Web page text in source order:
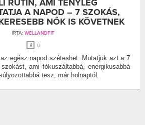
RUTIN, AMI TÉNYLEG
A NAPOD – 7 SZOKÁS,
NŐK IS KÖVETNEK
ÍRTA: WELLANDFIT
0
egész napod széteshet. Mutatjuk azt a 7
ami fókuszáltabbá, energikusabbá
tesz, már holnaptól.